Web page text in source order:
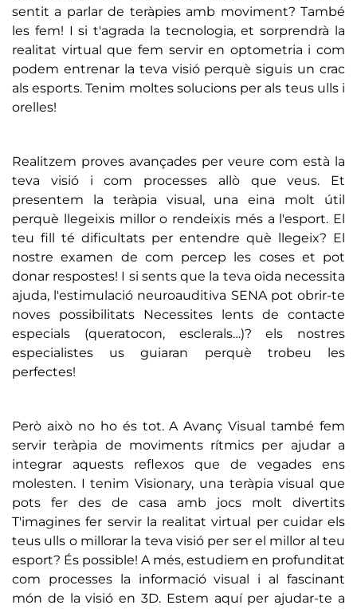
sentit a parlar de teràpies amb moviment? També
les fem! I si t'agrada la tecnologia, et sorprendrà la
realitat virtual que fem servir en optometria i com
podem entrenar la teva visió perquè siguis un crac
als esports. Tenim moltes solucions per als teus ulls i
orelles!
Realitzem proves avançades per veure com està la
teva visió i com processes allò que veus. Et
presentem la teràpia visual, una eina molt útil
perquè llegeixis millor o rendeixis més a l'esport. El
teu fill té dificultats per entendre què llegeix? El
nostre examen de com percep les coses et pot
donar respostes! I si sents que la teva oïda necessita
ajuda, l'estimulació neuroauditiva SENA pot obrir-te
noves possibilitats Necessites lents de contacte
especials (queratocon, esclerals…)? els nostres
especialistes us guiaran perquè trobeu les
perfectes!
Però això no ho és tot. A Avanç Visual també fem
servir teràpia de moviments rítmics per ajudar a
integrar aquests reflexos que de vegades ens
molesten. I tenim Visionary, una teràpia visual que
pots fer des de casa amb jocs molt divertits
T'imagines fer servir la realitat virtual per cuidar els
teus ulls o millorar la teva visió per ser el millor al teu
esport? És possible! A més, estudiem en profunditat
com processes la informació visual i al fascinant
món de la visió en 3D. Estem aquí per ajudar-te a